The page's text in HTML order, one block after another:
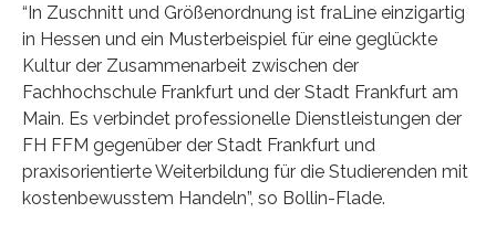
“In Zuschnitt und Größenordnung ist fraLine einzigartig
in Hessen und ein Musterbeispiel für eine geglückte
Kultur der Zusammenarbeit zwischen der
Fachhochschule Frankfurt und der Stadt Frankfurt am
Main. Es verbindet professionelle Dienstleistungen der
FH FFM gegenüber der Stadt Frankfurt und
praxisorientierte Weiterbildung für die Studierenden mit
kostenbewusstem Handeln”, so Bollin-Flade.